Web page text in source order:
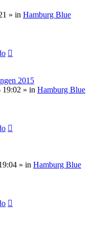
» in Hamburg Blue
2015
19:02 » in Hamburg Blue
» in Hamburg Blue